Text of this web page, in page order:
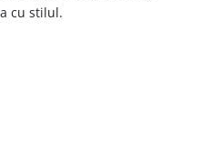
cu stilul.